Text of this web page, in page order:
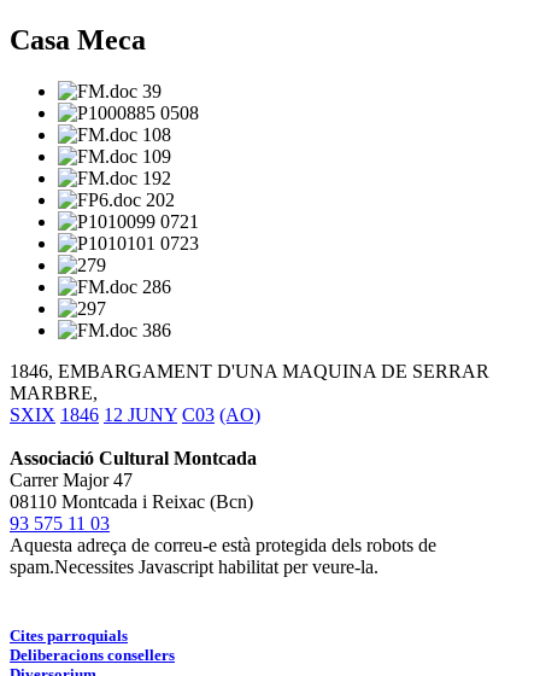
Casa Meca
1846, EMBARGAMENT D'UNA MAQUINA DE SERRAR
MARBRE,
SXIX 1846 12 JUNY C03 (AO)
Associació Cultural Montcada
Carrer Major 47
08110 Montcada i Reixac (Bcn)
93 575 11 03
Aquesta adreça de correu-e està protegida dels robots de
spam.Necessites Javascript habilitat per veure-la.
Cites parroquials
Deliberacions consellers